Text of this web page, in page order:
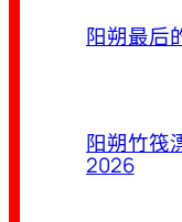
阳朔最后
阳朔竹筏
2026